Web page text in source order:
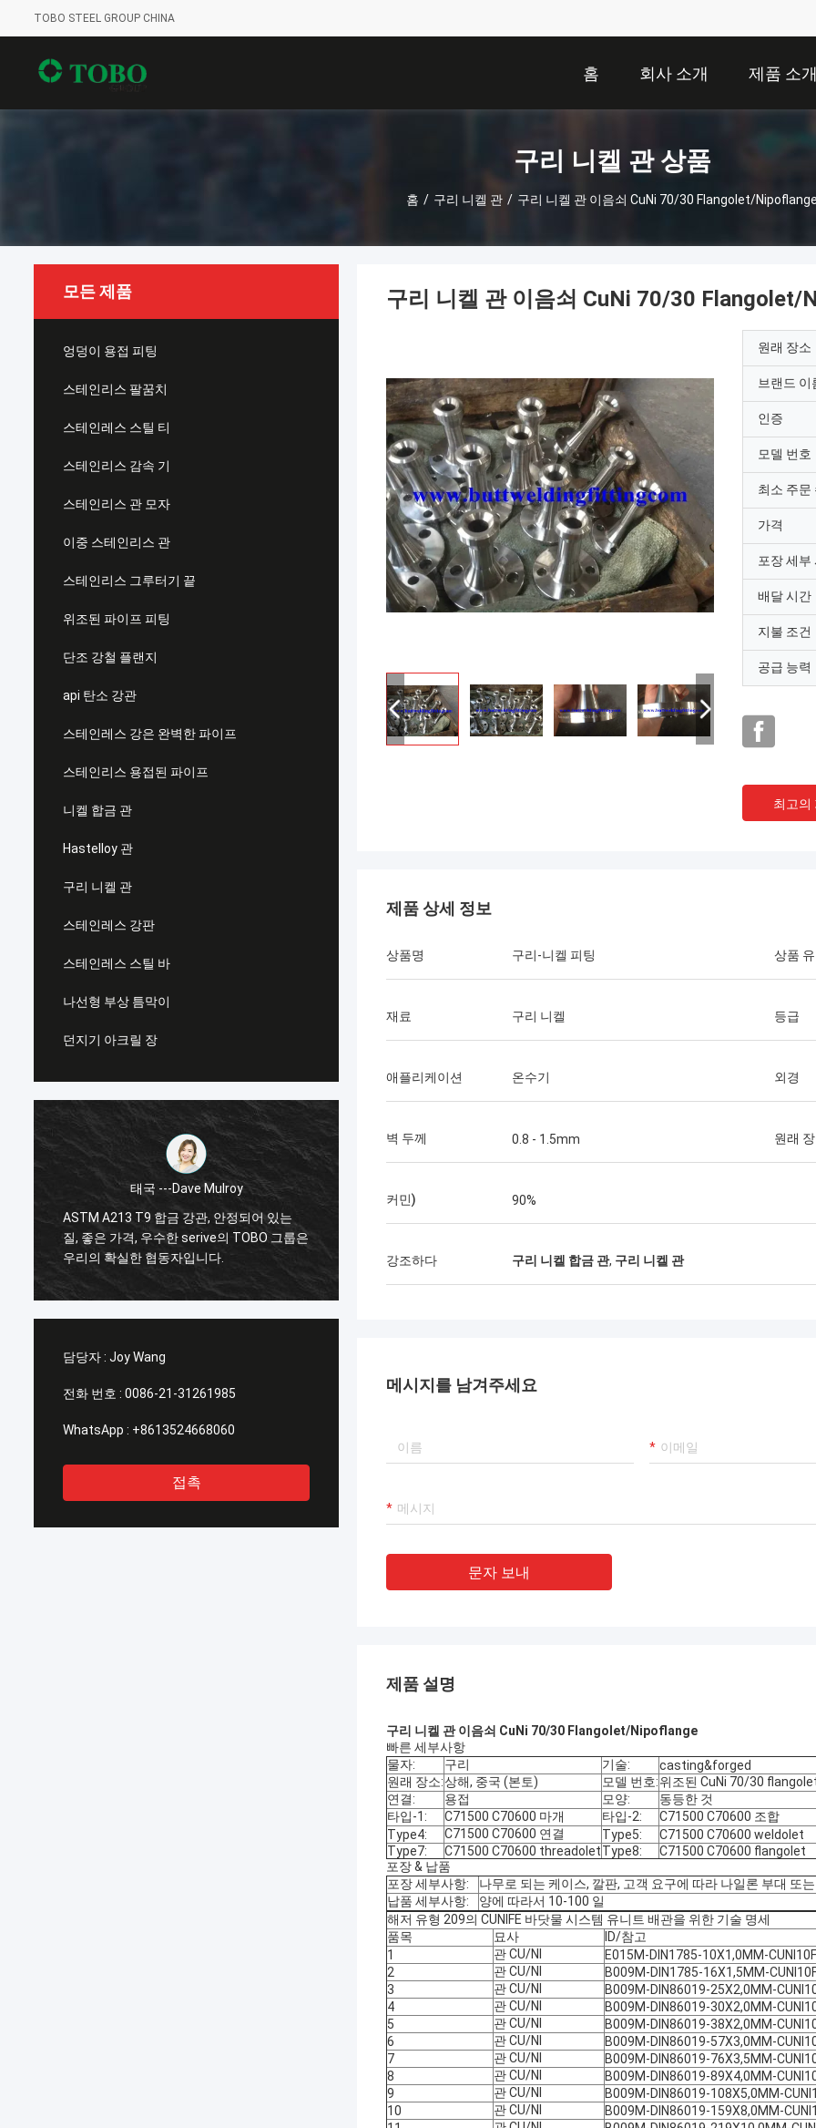
TOBO STEEL GROUP CHINA
홈 회사 소개 제품 소개
구리 니켈 관 상품
홈 / 구리 니켈 관 / 구리 니켈 관 이음쇠 CuNi 70/30 Flangolet/Nipoflange
모든 제품
엉덩이 용접 피팅
스테인리스 팔꿈치
스테인레스 스틸 티
스테인리스 감속 기
스테인리스 관 모자
이중 스테인리스 관
스테인리스 그루터기 끝
위조된 파이프 피팅
단조 강철 플랜지
api 탄소 강관
스테인레스 강은 완벽한 파이프
스테인리스 용접된 파이프
니켈 합금 관
Hastelloy 관
구리 니켈 관
스테인레스 강판
스테인레스 스틸 바
나선형 부상 틈막이
던지기 아크릴 장
태국 ---Dave Mulroy
ASTM A213 T9 합금 강관, 안정되어 있는
질, 좋은 가격, 우수한 serive의 TOBO 그룹은
우리의 확실한 협동자입니다.
추어 배달 시간 또한, 아주 직업.
할 것입니다 이겼습니다.
담당자 : Joy Wang
전화 번호 : 0086-21-31261985
WhatsApp : +8613524668060
접촉
구리 니켈 관 이음쇠 CuNi 70/30 Flangolet/
원래 장소
브랜드 이
인증
모델 번호
최소 주문
가격
포장 세부
배달 시간
지불 조건
공급 능력
최고의
제품 상세 정보
상품명 구리-니켈 피팅 상품
재료 구리 니켈 등급
애플리케이션 온수기 외경
벽 두께 0.8 - 1.5mm 원래
커민) 90%
강조하다 구리 니켈 합금 관, 구리 니켈 관
메시지를 남겨주세요
문자 보내
제품 설명
구리 니켈 관 이음쇠 CuNi 70/30 Flangolet/Nipoflange
빠른 세부사항
물자:
구리 기술: casting&forged
원래 장소:상해, 중국 (본토) 모델 번호:위조된 CuNi 70/30
연결:
용접 모양: 동등한 것
타입-1:
C71500 C70600 마개 타입-2: C71500 C70600 조합
Type4:
C71500 C70600 연결 Type5: C71500 C70600 weldolet
Type7:
C71500 C70600 threadoletType8:
C71500 C70600 flangolet
포장 & 납품
포장 세부사항:
나무로 되는 케이스, 깔판, 고객 요구에 따라 나일론 부대 또는
납품 세부사항:
양에 따라서 10-100 일
해저 유형 209의 CUNIFE 바닷물 시스템 유니트 배관을 위한 기술 명세
품목
묘사 ID/참고
1
관 CU/NI E015M-DIN1785-10X1,0MM-
2
관 CU/NI B009M-DIN1785-16X1,5MM-
3
관 CU/NI B009M-DIN86019-25X2,0MM-
4
관 CU/NI B009M-DIN86019-30X2,0MM-
5
관 CU/NI B009M-DIN86019-38X2,0MM-
6
관 CU/NI B009M-DIN86019-57X3,0MM-
7
관 CU/NI B009M-DIN86019-76X3,5MM-
8
관 CU/NI B009M-DIN86019-89X4,0MM-
9
관 CU/NI B009M-DIN86019-108X5,0MM-
10
관 CU/NI B009M-DIN86019-159X8,0MM-